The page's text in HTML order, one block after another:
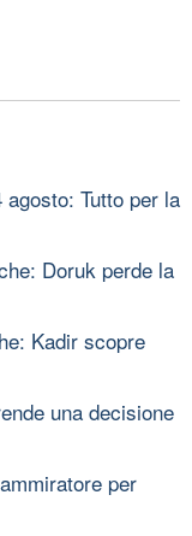
Tutto per la
Doruk perde la
Kadir scopre
una decisione
per